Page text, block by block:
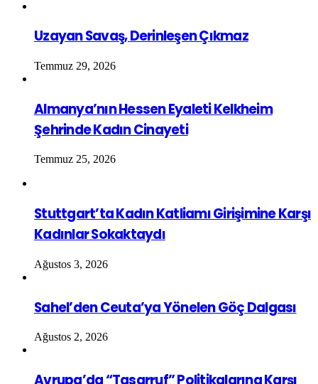
Uzayan Savaş, Derinleşen Çıkmaz
Temmuz 29, 2026
Almanya’nın Hessen Eyaleti Kelkheim
Şehrinde Kadın Cinayeti
Temmuz 25, 2026
Stuttgart’ta Kadın Katliamı Girişimine Karşı
Kadınlar Sokaktaydı
Ağustos 3, 2026
Sahel’den Ceuta’ya Yönelen Göç Dalgası
Ağustos 2, 2026
Avrupa’da “Tasarruf” Politikalarına Karşı